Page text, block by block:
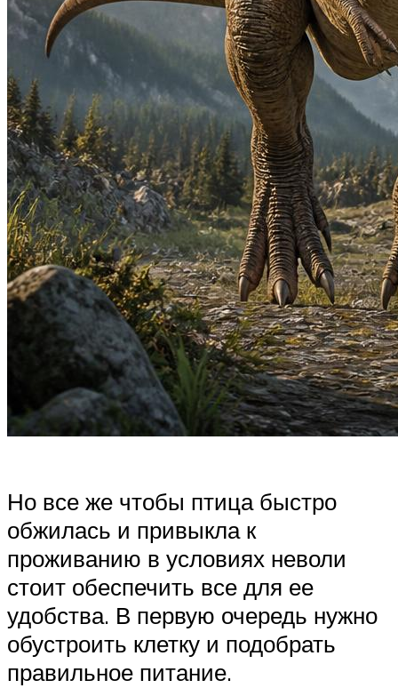
Но все же чтобы птица быстро
обжилась и привыкла к
проживанию в условиях неволи
стоит обеспечить все для ее
удобства. В первую очередь нужно
обустроить клетку и подобрать
правильное питание.